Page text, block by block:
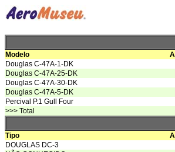
Modelo
Douglas C-47A-1-DK
Douglas C-47A-25-DK
Douglas C-47A-30-DK
Douglas C-47A-5-DK
Percival P.1 Gull Four
>>> Total
Tipo
DOUGLAS DC-3